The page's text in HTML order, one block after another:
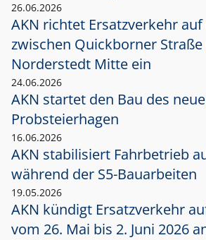
26.06.2026
AKN richtet Ersatzverkehr
zwischen Quickborner Straße
Norderstedt Mitte ein
24.06.2026
AKN startet den Bau des
Probsteierhagen
16.06.2026
AKN stabilisiert Fahrbetrieb
während der S5-Bauarbeiten
19.05.2026
AKN kündigt Ersatzverkehr
vom 26. Mai bis 2. Juni 2026